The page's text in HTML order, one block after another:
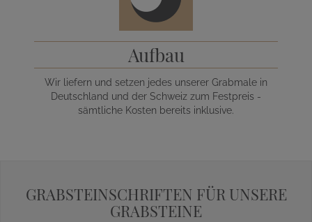
Aufbau
Wir liefern und setzen jedes unserer Grabmale in
Deutschland und der Schweiz zum Festpreis -
sämtliche Kosten bereits inklusive.
GRABSTEINSCHRIFTEN FÜR UNSERE
GRABSTEINE